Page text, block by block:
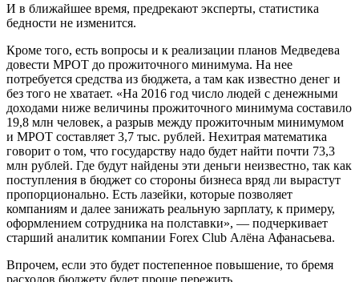
И в ближайшее время, предрекают эксперты, статистика
бедности не изменится.
Кроме того, есть вопросы и к реализации планов Медведева
довести МРОТ до прожиточного минимума. На нее
потребуется средства из бюджета, а там как известно денег и
без того не хватает. «На 2016 год число людей с денежными
доходами ниже величины прожиточного минимума составило
19,8 млн человек, а разрыв между прожиточным минимумом
и МРОТ составляет 3,7 тыс. рублей. Нехитрая математика
говорит о том, что государству надо будет найти почти 73,3
млн рублей. Где будут найдены эти деньги неизвестно, так как
поступления в бюджет со стороны бизнеса вряд ли вырастут
пропорционально. Есть лазейки, которые позволяет
компаниям и далее занижать реальную зарплату, к примеру,
оформлением сотрудника на полставки», — подчеркивает
старший аналитик компании Forex Club Алёна Афанасьева.
Впрочем, если это будет постепенное повышение, то бремя
расходов бюджету будет проще пережить.